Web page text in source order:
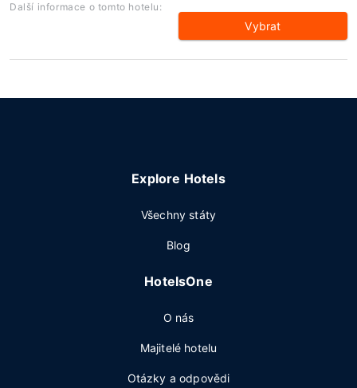
Další informace o tomto hotelu:
Vybrat
Explore Hotels
Všechny státy
Blog
HotelsOne
O nás
Majitelé hotelu
Otázky a odpovědi